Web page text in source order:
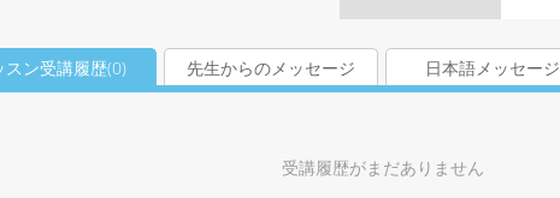
スン受講履歴(0) 先生からのメッセージ 日本語メッセージ
受講履歴がまだありません